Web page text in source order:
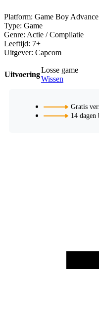
Platform: Game Boy Advance
Type: Game
Genre: Actie / Compilatie
Leeftijd: 7+
Uitgever: Capcom
Uitvoering
Losse game
Wissen
Gratis
14 dagen